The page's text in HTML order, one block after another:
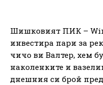
Шишковият ПИК –
инвестира пари за
чичо ви Валтер, хем
наколенките и
днешния си брой